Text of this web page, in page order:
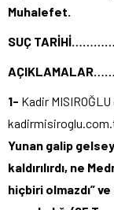
Muhalefet.
SUÇ
1- Kadir
Yunan galip
kaldırılırdı, ne
hiçbiri olmazdı”ve